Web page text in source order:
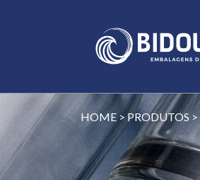
HOME >PRODUTOS >